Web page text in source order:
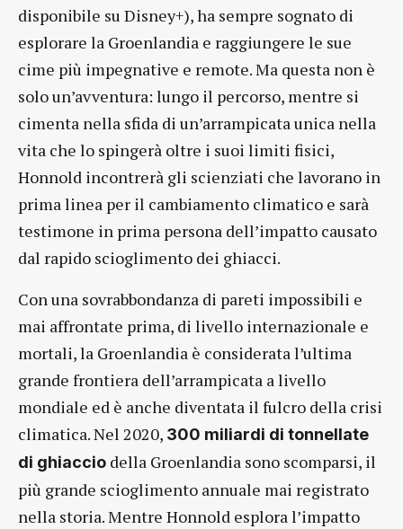
disponibile su Disney+), ha sempre sognato di
esplorare la Groenlandia e raggiungere le sue
cime più impegnative e remote. Ma questa non è
solo un’avventura: lungo il percorso, mentre si
cimenta nella sfida di un’arrampicata unica nella
vita che lo spingerà oltre i suoi limiti fisici,
Honnold incontrerà gli scienziati che lavorano in
prima linea per il cambiamento climatico e sarà
testimone in prima persona dell’impatto causato
dal rapido scioglimento dei ghiacci.
Con una sovrabbondanza di pareti impossibili e
mai affrontate prima, di livello internazionale e
mortali, la Groenlandia è considerata l’ultima
grande frontiera dell’arrampicata a livello
mondiale ed è anche diventata il fulcro della crisi
climatica. Nel 2020, 300 miliardi di tonnellate
di ghiaccio della Groenlandia sono scomparsi, il
più grande scioglimento annuale mai registrato
nella storia. Mentre Honnold esplora l’impatto